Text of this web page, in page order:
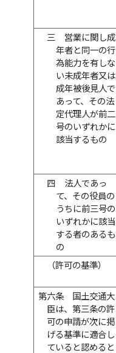
三
営業に関し成
年者と同一の行
為能力を有しな
い未成年者又は
成年被後見人で
あって、その法
定代理人が前二
号のいずれかに
該当するもの
四
法人であっ
て、その役員の
うちに前三号の
いずれかに該当
する者のあるも
の
（許可の基準）
第六条
国土交通大
臣は、第三条の許
可の申請が次に掲
げる基準に適合し
ていると認めると